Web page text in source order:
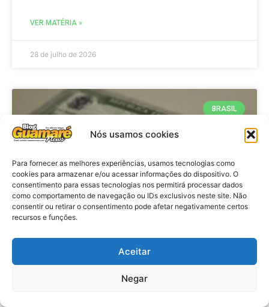
Nós usamos cookies
Para fornecer as melhores experiências, usamos tecnologias como
cookies para armazenar e/ou acessar informações do dispositivo. O
consentimento para essas tecnologias nos permitirá processar dados
como comportamento de navegação ou IDs exclusivos neste site. Não
consentir ou retirar o consentimento pode afetar negativamente certos
recursos e funções.
Aceitar
Negar
VER MATÉRIA »
28 de julho de 2026
BRASIL
Brasil: Policia Federal investiga
antes das eleições